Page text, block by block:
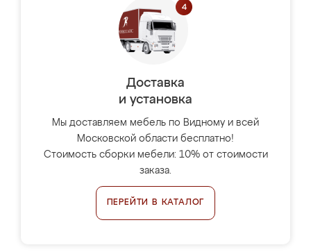
Доставка
и установка
Мы доставляем мебель по Видному и всей
Московской области бесплатно!
Стоимость сборки мебели: 10% от стоимости
заказа.
ПЕРЕЙТИ В КАТАЛОГ